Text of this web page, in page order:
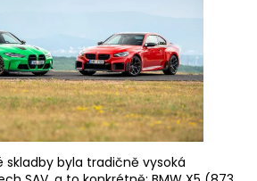
skladby byla tradičně vysoká